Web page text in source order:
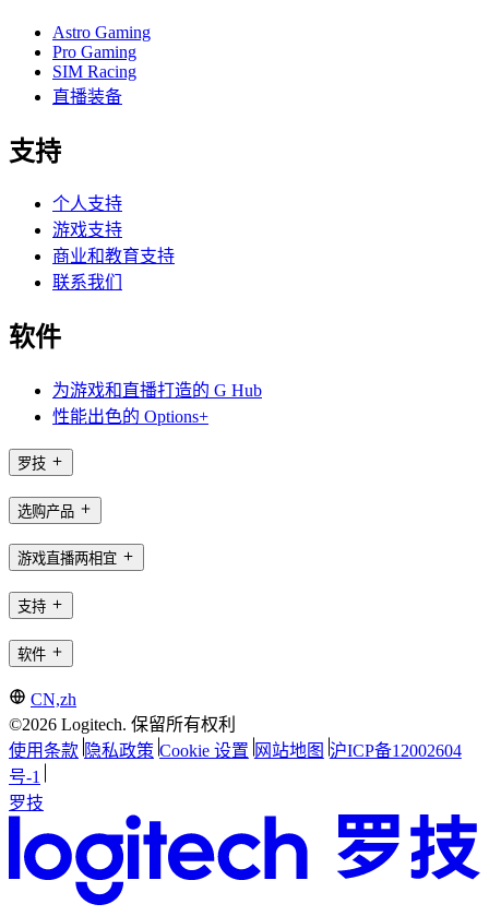
Astro Gaming
Pro Gaming
SIM Racing
直播装备
支持
个人支持
游戏支持
商业和教育支持
联系我们
软件
为游戏和直播打造的 G Hub
性能出色的 Options+
罗技
选购产品
游戏直播两相宜
支持
软件
CN,zh
©2026 Logitech. 保留所有权利
使用条款 隐私政策 Cookie 设置 网站地图 沪ICP备12002604
号-1
罗技